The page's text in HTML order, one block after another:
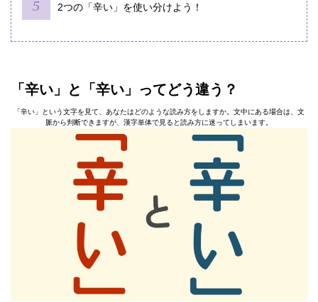
2つの「辛い」を使い分けよう！
「辛い」と「辛い」ってどう違う？
「辛い」という文字を見て、あなたはどのような読み方をしますか。文中にある場合は、文
脈から判断できますが、漢字単体で見ると読み方に迷ってしまいます。